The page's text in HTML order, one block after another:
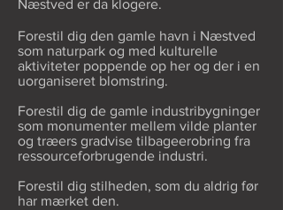
Næstved er da klogere.
Forestil dig den gamle havn i Næstved
som naturpark og med kulturelle
aktiviteter poppende op her og der i en
uorganiseret blomstring.
Forestil dig de gamle industribygninger
som monumenter mellem vilde planter
og træers gradvise tilbageerobring fra
ressourceforbrugende industri.
Forestil dig stilheden, som du aldrig før
har mærket den.